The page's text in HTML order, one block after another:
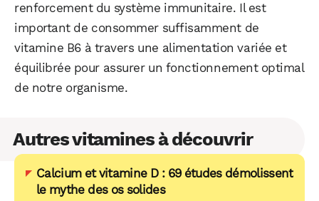
renforcement du système immunitaire. Il est
important de consommer suffisamment de
vitamine B6 à travers une alimentation variée et
équilibrée pour assurer un fonctionnement optimal
de notre organisme.
Autres vitamines à découvrir
Calcium et vitamine D : 69 études démolissent
le mythe des os solides